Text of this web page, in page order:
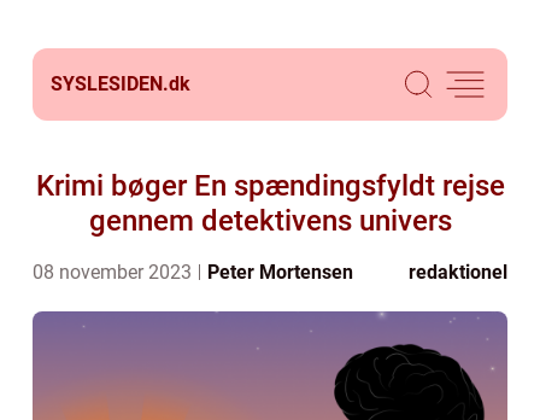
SYSLESIDEN.dk
Krimi bøger En spændingsfyldt rejse
gennem detektivens univers
08 november 2023 Peter Mortensen redaktionel